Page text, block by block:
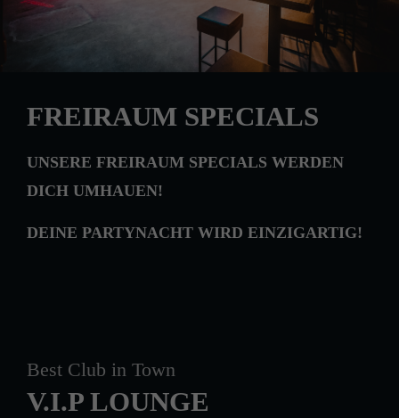
FREIRAUM SPECIALS
UNSERE FREIRAUM SPECIALS WERDEN
DICH UMHAUEN!
DEINE PARTYNACHT WIRD EINZIGARTIG!
Best Club in Town
V.I.P LOUNGE